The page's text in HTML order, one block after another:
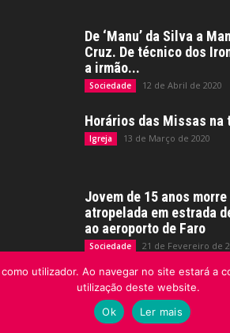
De ‘Manu’ da Silva a
Cruz. De técnico dos
a irmão...
Sociedade 12 de Abril de 2020
Horários das Missas na
Igreja 13 de Março de 2020
Jovem de 15 anos morre
atropelada em estrada
ao aeroporto de Faro
Sociedade 21 de Fevereiro de
utilizador. Ao navegar no site estará
utilização deste website.
Ok
Ler mais